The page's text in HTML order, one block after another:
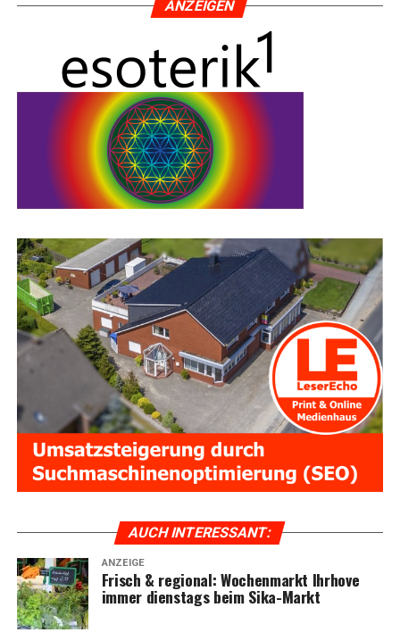
ANZEI­GEN
AUCH INTER­ES­SANT:
ANZEIGE
Frisch & regio­nal: Wochen­markt Ihr­ho­ve
immer diens­tags beim Sika-Markt